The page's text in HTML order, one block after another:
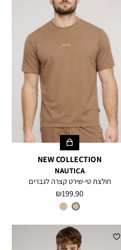
NEW COLLECTION
NAUTICA
חולצת טי-שירט קצרה לגברים
מחיר
מוצר
199.90 ₪
צבע
BROWN